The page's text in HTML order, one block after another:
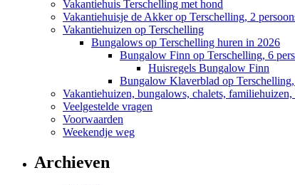
Vakantiehuis Terschelling met hond
Vakantiehuisje de Akker op Terschelling, 2
Vakantiehuizen op Terschelling
Bungalows op Terschelling huren in 2026
Bungalow Finn op Terschelling, 6
Huisregels Bungalow Finn
Bungalow Klaverblad op
Vakantiehuizen, bungalows, chalets,
Veelgestelde vragen
Voorwaarden
Weekendje weg
Archieven